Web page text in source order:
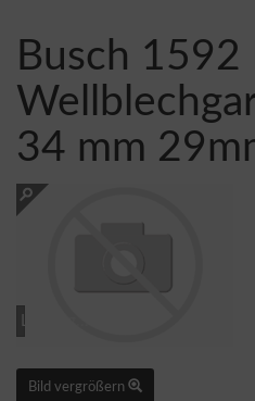
Busch 1592
34 mm
Loading...
Bild vergrößern